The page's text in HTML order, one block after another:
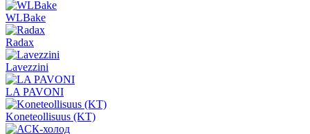
WLBake
Radax
Lavezzini
LA PAVONI
Koneteollisuus (KT)